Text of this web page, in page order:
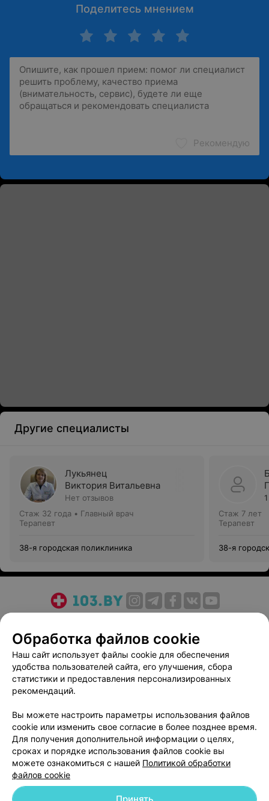
Поделитесь мнением
Рекомендую
Другие специалисты
Лукьянец
Виктория Витальевна
Нет отзывов
Стаж 32 года • Главный врач
Терапевт
38-я городская поликлиника
Стаж 7 лет
Терапевт
38-я
Медицинский маркетинг
Публичный договор
Пользовательское соглашение
Способы оплаты
Вакансии
Партнеры
Написать руководителю 103.by
Персональные настройки cookie
Обработка персональных данных
Обработка файлов cookie
Наш сайт использует файлы cookie для обеспечения
удобства пользователей сайта, его улучшения, сбора
статистики и предоставления персонализированных
рекомендаций.
Вы можете настроить параметры использования файлов
cookie или изменить свое согласие в более позднее время.
Для получения дополнительной информации о целях,
сроках и порядке использования файлов cookie вы
можете ознакомиться с нашей Политикой обработки
файлов cookie